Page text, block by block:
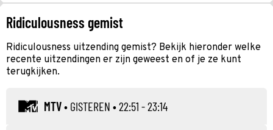
Ridiculousness gemist
Ridiculousness uitzending gemist? Bekijk hieronder welke
recente uitzendingen er zijn geweest en of je ze kunt
terugkijken.
MTV• GISTEREN • 22:51 - 23:14